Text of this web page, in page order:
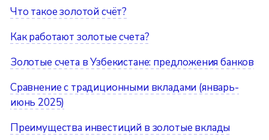
Что такое золотой счёт?
Как работают золотые счета?
Золотые счета в Узбекистане: предложения банков
Сравнение с традиционными вкладами (январь-
июнь 2025)
Преимущества инвестиций в золотые вклады